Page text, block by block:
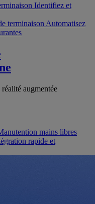
Identifiez et
terminaison Automatisez
augmentée
mains libres
rapide et